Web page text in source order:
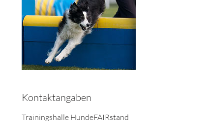
Kontaktangaben
Trainingshalle HundeFAIRstand